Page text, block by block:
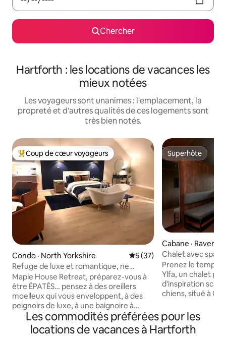
Chercher
Hartforth : les locations de vacances les
mieux notées
Les voyageurs sont unanimes : l'emplacement, la
propreté et d'autres qualités de ces logements sont
très bien notés.
Coup de cœur voyageurs parmi les plus aimés
Coup de cœur voyageurs
Condo · North Yorkshire Note moyenne de 5 sur 5,
5 (37)
Refuge de luxe et romantique, ne
passez pas à côté…
Maple House Retreat, préparez-vous à
être ÉPATÉS… pensez à des oreillers
moelleux qui vous enveloppent, à des
peignoirs de luxe, à une baignoire à
rebord, à un coin café et à un
réfrigérateur rempli de friandises, ainsi
qu'à un coin douillet avec des fenêtres
Superhôte
Superhôte
Cabane ·
Chalet avec spa
de Richmond
Prenez le temps
Ylfa, un chalet
d'inspiration
chiens, situé à
mot scandinave
allie des
brun et de terre à
Les commodités préférées pour les
locations de vacances à Hartforth